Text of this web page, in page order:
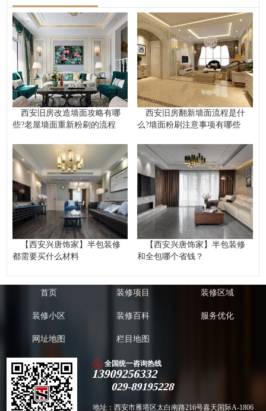
西安旧房改造墙面攻略有哪
些?老屋墙面重新粉刷的流程
西安旧房翻新墙面流程是什
么?墙面粉刷注意事项有哪些
【西安兴唐饰家】半包装修
都需要买什么材料
【西安兴唐饰家】半包装修
和全包哪个省钱？
首页 装修项目 装修区域
装修小区 装修百科 服务优化
网址地图 栏目地图
全国统一咨询热线
13909256332
029-89195228
地址：西安市雁塔区太白南路216号嘉天国际A-1806